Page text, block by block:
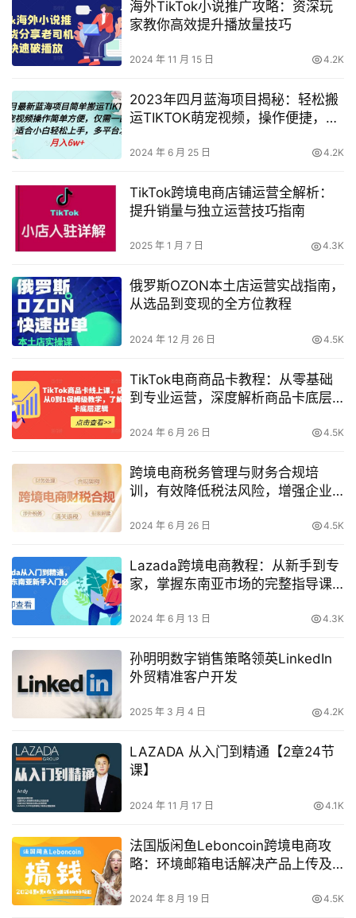
海外TikTok小说推广攻略：资深玩
家教你高效提升播放量技巧
2024 年 11 月 15 日 4.2K
2023年四月蓝海项目揭秘：轻松搬
运TIKTOK萌宠视频，操作便捷，一
2024 年 6 月 25 日 4.2K
TikTok跨境电商店铺运营全解析：
提升销量与独立运营技巧指南
2025 年 1 月 7 日 4.3K
俄罗斯OZON本土店运营实战指南，
从选品到变现的全方位教程
2024 年 12 月 26 日 4.5K
TikTok电商商品卡教程：从零基础
到专业运营，深度解析商品卡底层
2024 年 6 月 26 日 4.5K
跨境电商税务管理与财务合规培
训，有效降低税法风险，增强企业
2024 年 6 月 26 日 4.5K
Lazada跨境电商教程：从新手到专
家，掌握东南亚市场的完整指导课
2024 年 6 月 13 日 4.3K
孙明明数字销售策略领英LinkedIn
外贸精准客户开发
2025 年 3 月 4 日 4.2K
LAZADA 从入门到精通【2章24节
课】
2024 年 11 月 17 日 4.1K
法国版闲鱼Leboncoin跨境电商攻
略：环境邮箱电话解决产品上传及
2024 年 8 月 19 日 4.5K